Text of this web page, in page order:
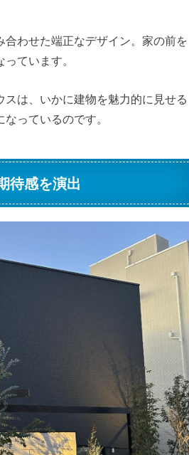
わせた端正なデザイン。家の前を
ています。
は、いかに建物を魅力的に見せる
っているのです。
待感を演出